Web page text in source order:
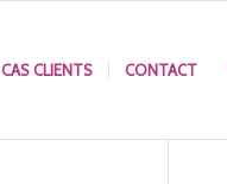
CAS CLIENTS CONTACT